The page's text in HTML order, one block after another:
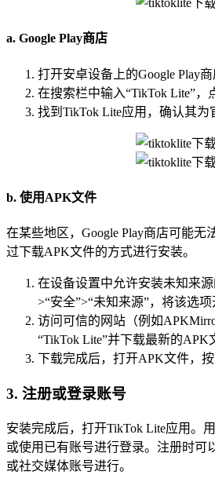
a. Google Play商店
打开安卓设备上的Google Play商
在搜索栏中输入“TikTok Lite”，
找到TikTok Lite应用，确认其为
b. 使用APK文件
在某些地区，Google Play商店可能无
过下载APK文件的方式进行安装。
在设备设置中允许安装未知来
>“安全”>“未知来源”，将该选项
访问可信的网站（例如
“TikTok Lite”并下载最新的APK
下载完成后，打开APK文件，按
3. 注册或登录账号
安装完成后，打开TikTok Lite应用。
或使用已有账号进行登录。注册时可
或社交媒体账号进行。